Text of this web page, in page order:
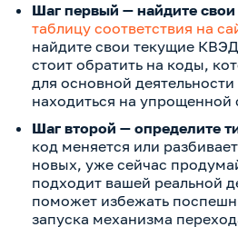
Шаг первый — найдите
таблицу соответствия на
найдите свои текущие
стоит обратить на коды,
для основной
находиться на упрощенной
Шаг второй — определите
код меняется или
новых, уже сейчас
подходит вашей реальной
поможет избежать
запуска механизма